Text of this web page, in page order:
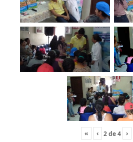
« ‹ 2de4 ›